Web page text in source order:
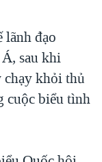
CUỘC'
lãnh đạo
sau khi
khỏi thủ
cuộc biểu tình